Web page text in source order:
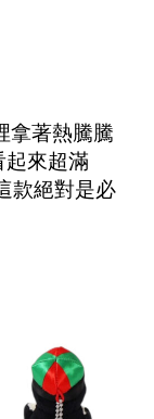
拿著熱騰騰
起來超滿
款絕對是必